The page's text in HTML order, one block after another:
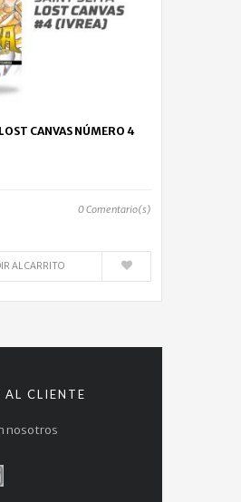
CANVAS NÚMERO 4
0Comentario(s)
AL CARRITO
AL CLIENTE
nosotros